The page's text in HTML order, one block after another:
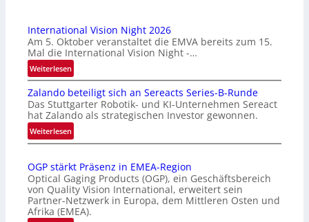
International Vision Night 2026
Am 5. Oktober veranstaltet die EMVA bereits zum 15.
Mal die International Vision Night -…
Weiterlesen:
I
n
t
e
r
n
t
i
o
n
Zalando beteiligt sich an Sereacts Series-B-Runde
Das Stuttgarter Robotik- und KI-Unternehmen Sereact
hat Zalando als strategischen Investor gewonnen.
Weiterlesen:
Z
l
a
n
d
OGP stärkt Präsenz in EMEA-Region
Optical Gaging Products (OGP), ein Geschäftsbereich
von Quality Vision International, erweitert sein
Partner-Netzwerk in Europa, dem Mittleren Osten und
Afrika (EMEA).